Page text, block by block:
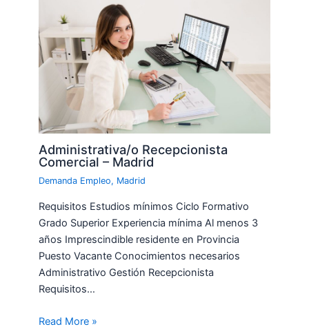
Administrativa/o Recepcionista
Comercial – Madrid
Demanda Empleo, Madrid
Requisitos Estudios mínimos Ciclo Formativo
Grado Superior Experiencia mínima Al menos 3
años Imprescindible residente en Provincia
Puesto Vacante Conocimientos necesarios
Administrativo Gestión Recepcionista
Requisitos…
Read More »